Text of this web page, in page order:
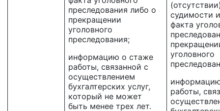
преследования либо о
прекращении
уголовного
преследования;
информацию о стаже
работы, связанной с
осуществлением
бухгалтерских услуг,
который не может
быть менее трех лет.
судимости
факта
уголовного
работы,